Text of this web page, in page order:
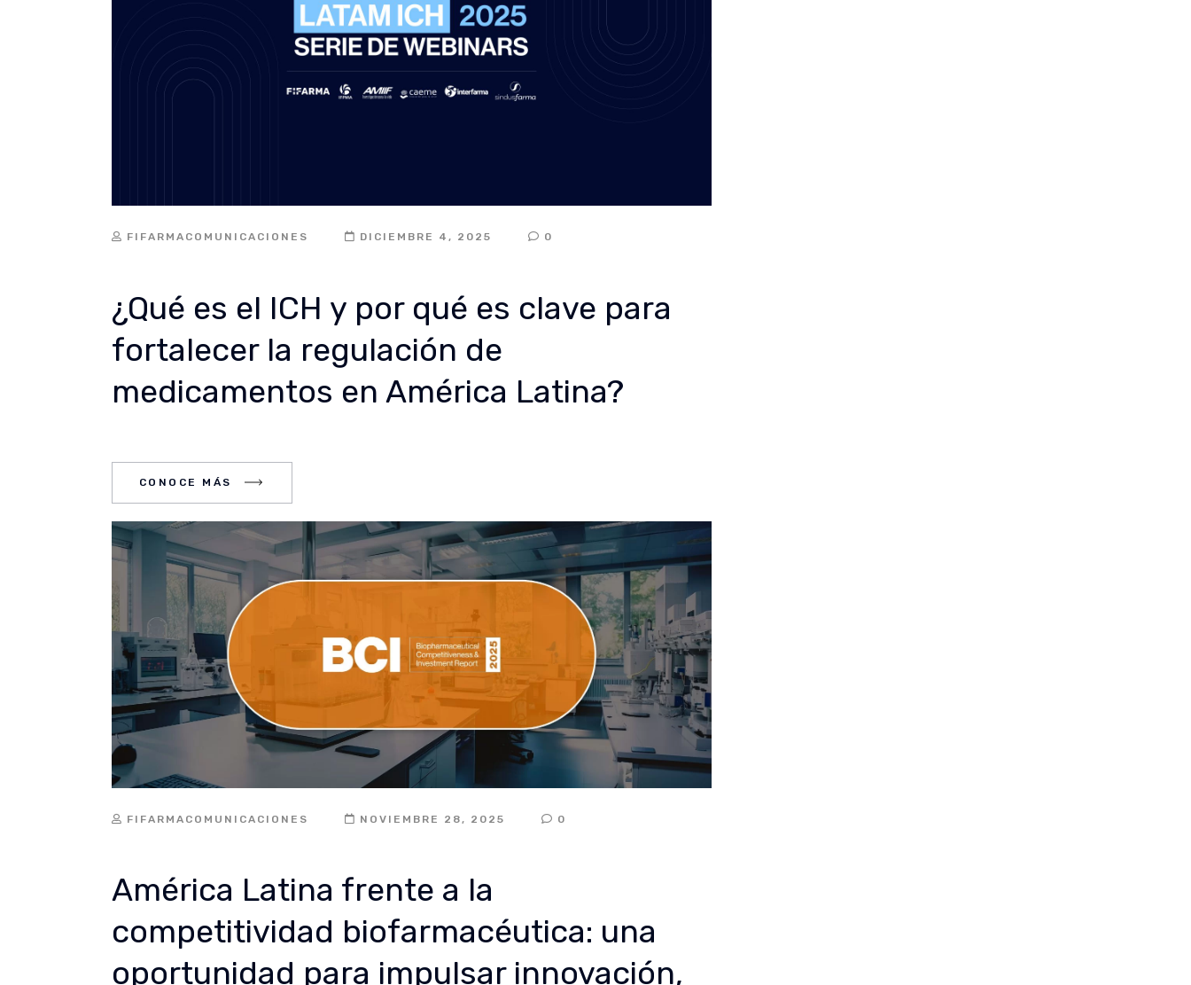
FIFARMACOMUNICACIONES DICIEMBRE 4, 2025 0
¿Qué es el ICH y por qué es clave para
fortalecer la regulación de
medicamentos en América Latina?
CONOCE MÁS
FIFARMACOMUNICACIONES NOVIEMBRE 28, 2025 0
América Latina frente a la
competitividad biofarmacéutica: una
oportunidad para impulsar innovación,